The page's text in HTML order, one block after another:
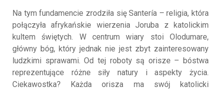
Na tym fundamencie zrodziła się Santería – religia, która
połączyła afrykańskie wierzenia Joruba z katolickim
kultem świętych. W centrum wiary stoi Olodumare,
główny bóg, który jednak nie jest zbyt zainteresowany
ludzkimi sprawami. Od tej roboty są orisze – bóstwa
reprezentujące różne siły natury i aspekty życia.
Ciekawostka? Każda orisza ma swój katolicki